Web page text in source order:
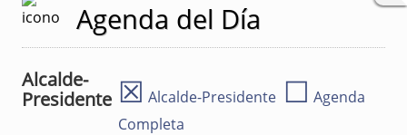
Agenda del Día
Alcalde-
Presidente ☒ Alcalde-Presidente ☐ Agenda
Completa